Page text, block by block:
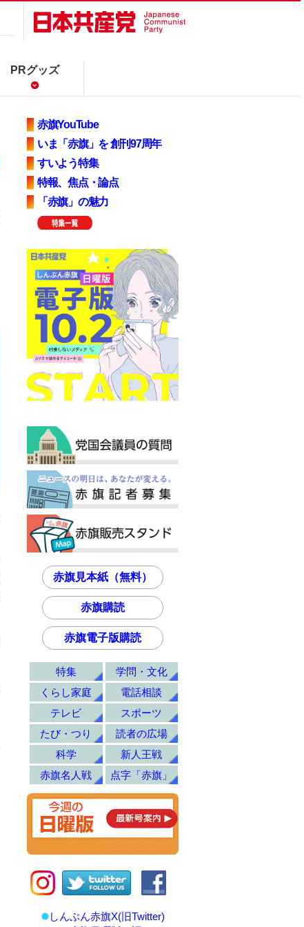
PRグッズ
赤旗YouTube
いま「赤旗」を 創刊97周年
すいよう特集
特報、焦点・論点
「赤旗」の魅力
赤旗見本紙（無料）
赤旗購読
赤旗電子版購読
特集
学問・文化
くらし家庭
電話相談
テレビ
スポーツ
たび・つり
読者の広場
科学
新人王戦
赤旗名人戦
点字「赤旗」
しんぶん赤旗X(旧Twitter)